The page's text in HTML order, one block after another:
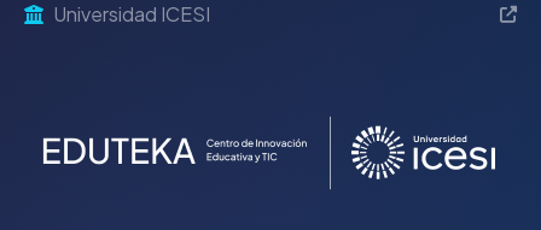
Universidad ICESI